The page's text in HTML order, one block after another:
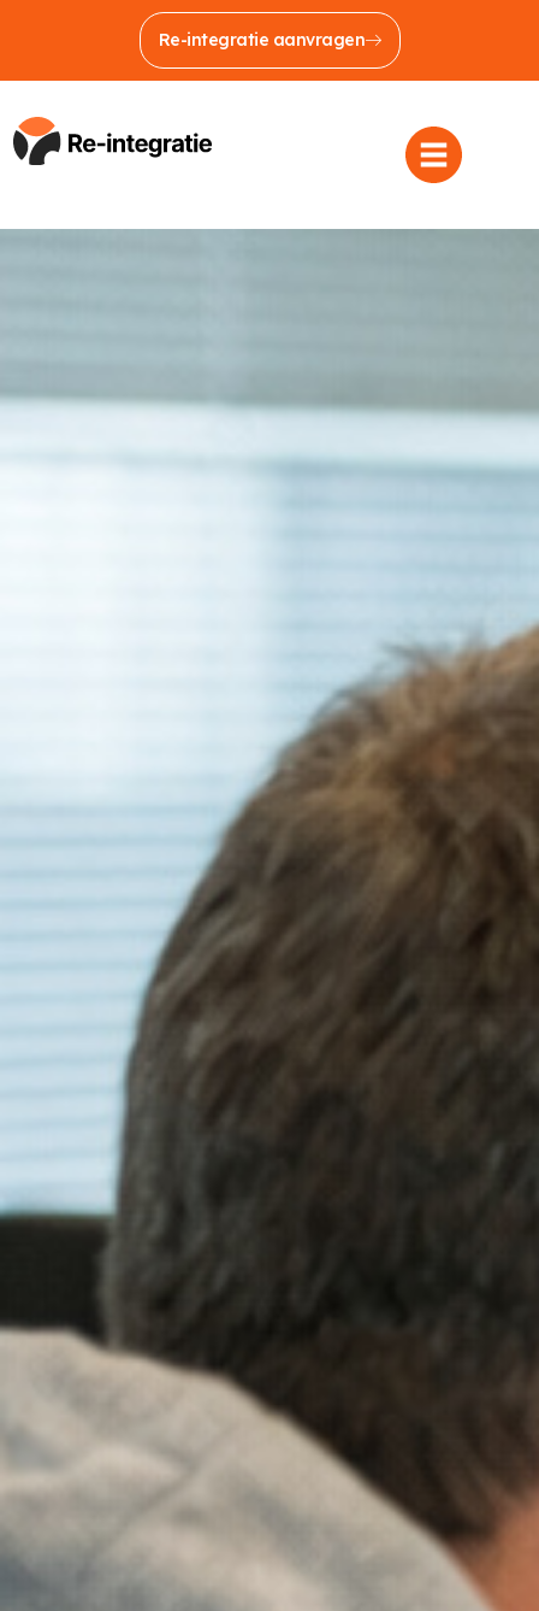
Re-integratie aanvragen